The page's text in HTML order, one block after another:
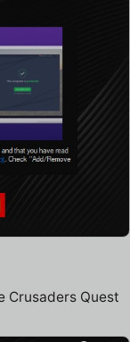
Crusaders Quest